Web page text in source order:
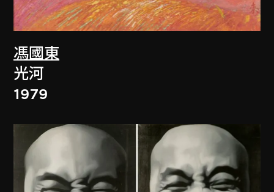
馮國東
光河
1979